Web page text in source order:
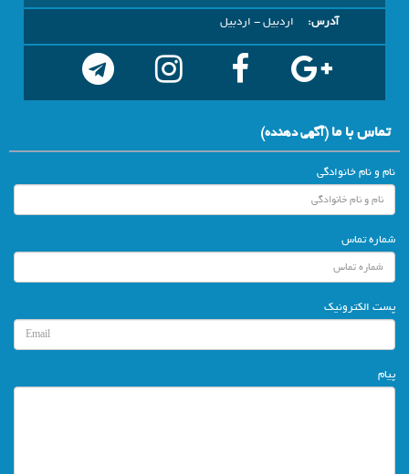
آدرس:
اردبيل - اردبیل
تماس با ما(آگهي دهنده)
نام و نام خانوادگی
شماره تماس
پست الکترونیک
پیام